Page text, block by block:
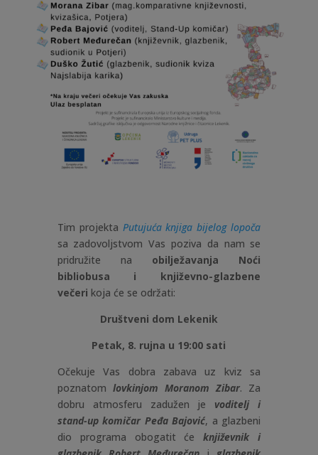
Tim projekta Putujuća knjiga bijelog lopoča
sa zadovoljstvom Vas poziva da nam se
pridružite na obilježavanja Noći
bibliobusa i književno-glazbene
večeri koja će se održati:
Društveni dom Lekenik
Petak, 8. rujna u 19:00 sati
Očekuje Vas dobra zabava uz kviz sa
poznatom lovkinjom Moranom Zibar. Za
dobru atmosferu zadužen je voditelj i
stand-up komičar Peđa Bajović, a glazbeni
dio programa obogatit ćeknjiževnik i